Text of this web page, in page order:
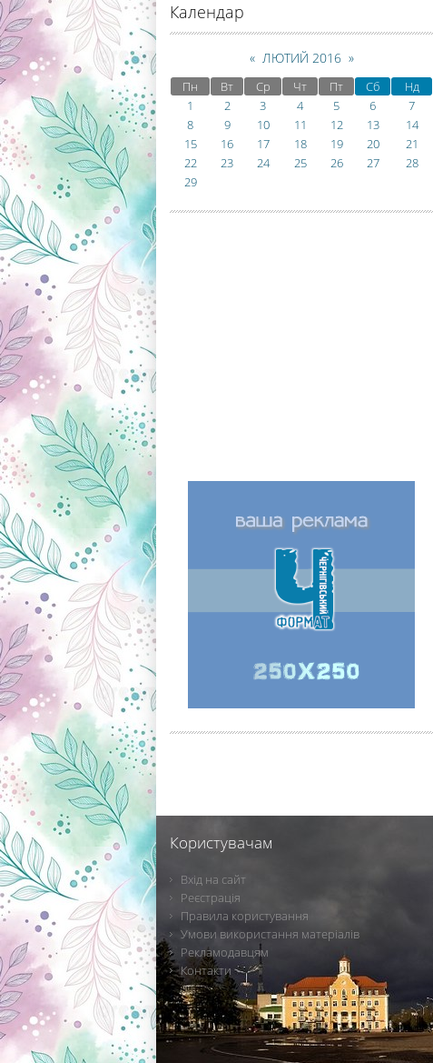
Календар
« ЛЮТИЙ 2016 »
Пн Вт Ср Чт Пт Сб
Нд
1
2 3 4 5 6
7
8
9 10 11 12 13
14
15
16 17 18 19 20
21
22
23 24 25 26 27
28
29
Користувачам
Вхід на сайт
Реєстрація
Правила користування
Умови використання матеріалів
Рекламодавцям
Контакти